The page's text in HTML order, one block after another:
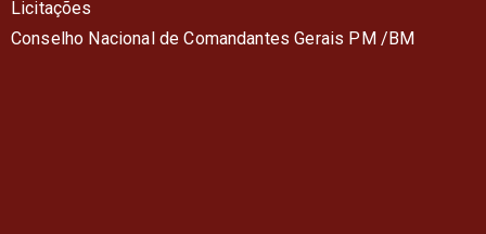
Licitações
Conselho Nacional de Comandantes Gerais PM /BM